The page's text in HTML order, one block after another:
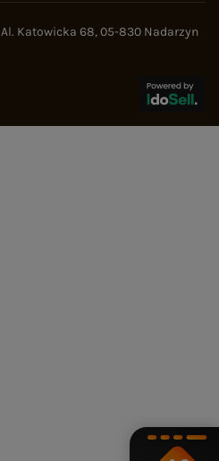
Al. Katowicka 68,05-830 Nadarzyn